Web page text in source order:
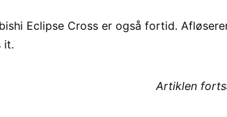
Eclipse Cross er også fortid.
it.
Artiklen